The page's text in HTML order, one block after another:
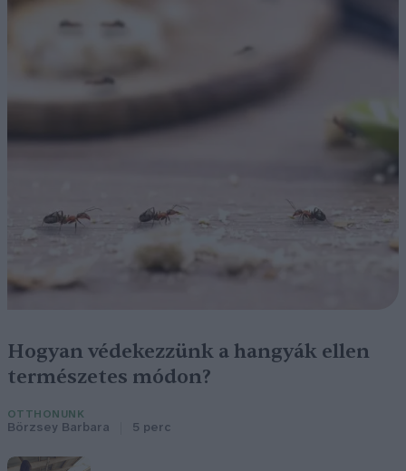
Hogyan védekezzünk a hangyák ellen
természetes módon?
OTTHONUNK
Börzsey Barbara 5 perc